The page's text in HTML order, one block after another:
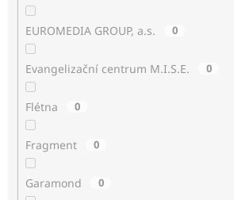
EUROMEDIA GROUP, a.s. 0
Evangelizační centrum M.I.S.E. 0
Flétna 0
Fragment 0
Garamond 0